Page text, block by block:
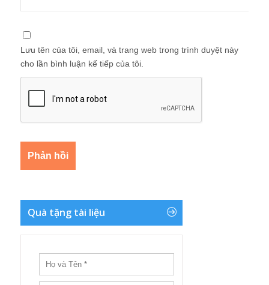
Lưu tên của tôi, email, và trang web trong trình duyệt này
cho lần bình luận kế tiếp của tôi.
Quà tặng tài liệu